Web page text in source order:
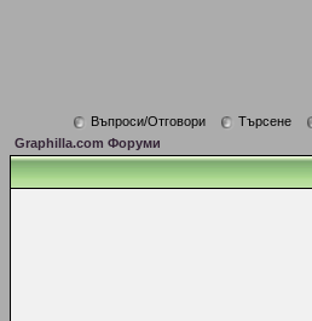
Въпроси/Отговори Търсене
Graphilla.com Форуми